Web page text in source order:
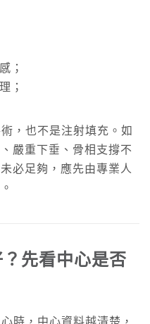
；
；
，也不是注射填充。如
嚴重下垂、骨相支撐不
必足夠，應先由專業人
先看中心是否